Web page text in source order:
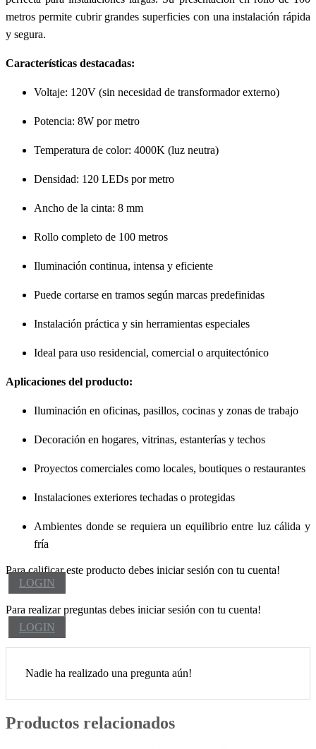
metros permite cubrir grandes superficies con una instalación rápida
y segura.
Características destacadas:
Voltaje: 120V (sin necesidad de transformador externo)
Potencia: 8W por metro
Temperatura de color: 4000K (luz neutra)
Densidad: 120 LEDs por metro
Ancho de la cinta: 8 mm
Rollo completo de 100 metros
Iluminación continua, intensa y eficiente
Puede cortarse en tramos según marcas predefinidas
Instalación práctica y sin herramientas especiales
Ideal para uso residencial, comercial o arquitectónico
Aplicaciones del producto:
Iluminación en oficinas, pasillos, cocinas y zonas de trabajo
Decoración en hogares, vitrinas, estanterías y techos
Proyectos comerciales como locales, boutiques o restaurantes
Instalaciones exteriores techadas o protegidas
Ambientes donde se requiera un equilibrio entre luz cálida y
fría
Para calificar este producto debes iniciar sesión con tu cuenta!
LOGIN
Para realizar preguntas debes iniciar sesión con tu cuenta!
LOGIN
Nadie ha realizado una pregunta aún!
Productos relacionados